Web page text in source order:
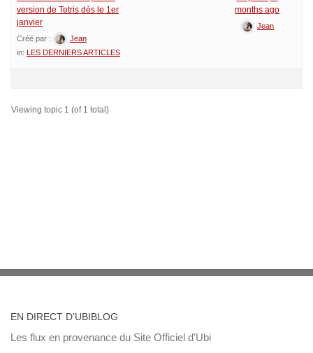
version de Tetris dès le 1er
janvier
Créé par :
Jean
in: LES DERNIERS ARTICLES
months ago
Jean
Viewing topic 1 (of 1 total)
EN DIRECT D’UBIBLOG
Les flux en provenance du Site Officiel d'Ubi